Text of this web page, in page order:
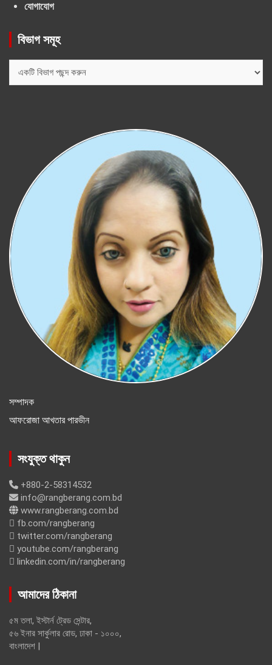
যোগাযোগ
বিভাগ সমূহ
সম্পাদক
আফরোজা আখতার পারভীন
সংযুক্ত থাকুন
+880-2-58314532
info@rangberang.com.bd
www.rangberang.com.bd
fb.com/rangberang
twitter.com/rangberang
youtube.com/rangberang
linkedin.com/in/rangberang
আমাদের ঠিকানা
৫ম তলা, ইস্টার্ন ট্রেড সেন্টার,
৫৬ ইনার সার্কুলার রোড, ঢাকা - ১০০০,
বাংলাদেশ |